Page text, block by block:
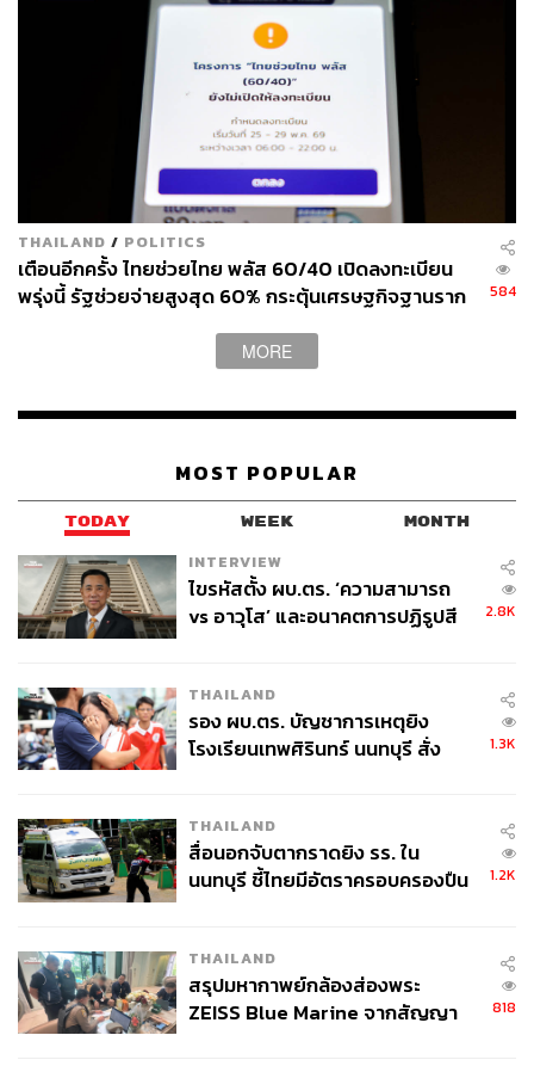
THAILAND / POLITICS
เตือนอีกครั้ง ไทยช่วยไทย พลัส 60/40 เปิดลงทะเบียน
พรุ่งนี้ รัฐช่วยจ่ายสูงสุด 60% กระตุ้นเศรษฐกิจฐานราก
584
MORE
MOST POPULAR
TODAY WEEK MONTH
INTERVIEW
ไขรหัสตั้ง ผบ.ตร. ‘ความสามารถ
vs อาวุโส’ และอนาคตการปฏิรูปสี
2.8K
THAILAND
รอง ผบ.ตร. บัญชาการเหตุยิง
โรงเรียนเทพศิรินทร์ นนทบุรี สั่ง
1.3K
THAILAND
สื่อนอกจับตากราดยิง รร. ใน
นนทบุรี ชี้ไทยมีอัตราครอบครองปืน
1.2K
THAILAND
สรุปมหากาพย์กล้องส่องพระ
ZEISS Blue Marine จากสัญญา
818